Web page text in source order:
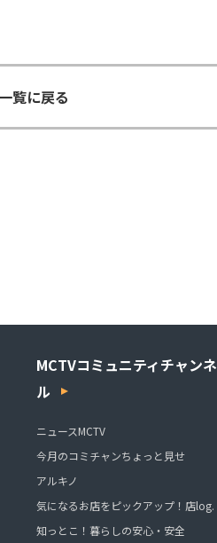
一覧に戻る
MCTVコミュニティチャンネ
ル
ニュースMCTV
今月のコミチャンちょっと見せ
アルキノ
気になるお店をピックアップ！店log.
知っとこ！暮らしの安心・安全